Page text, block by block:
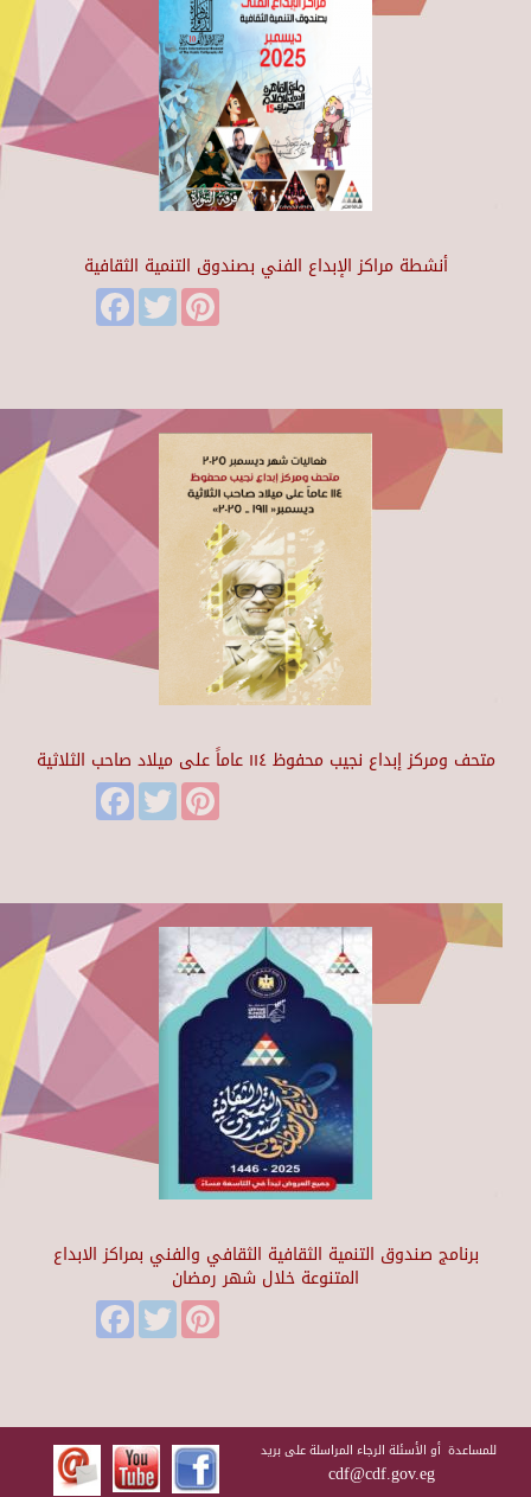
أنشطة مراكز الإبداع الفني بصندوق التنمية الثقافية
FacebookTwitter
متحف ومركز إبداع نجيب محفوظ ١١٤ عاماً على ميلاد صاحب الثلاثية
FacebookTwitter
برنامج صندوق التنمية الثقافية الثقافي والفني بمراكز الابداع
المتنوعة خلال شهر رمضان
FacebookTwitter
للمساعدة أو الأسئلة الرجاء المراسلة على بريد
cdf@cdf.gov.eg